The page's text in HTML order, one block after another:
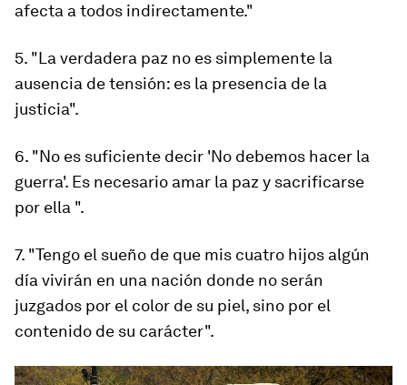
afecta a todos indirectamente."
5. "La verdadera paz no es simplemente la
ausencia de tensión: es la presencia de la
justicia".
6. "No es suficiente decir 'No debemos hacer la
guerra'. Es necesario amar la paz y sacrificarse
por ella ".
7. "Tengo el sueño de que mis cuatro hijos algún
día vivirán en una nación donde no serán
juzgados por el color de su piel, sino por el
contenido de su carácter".